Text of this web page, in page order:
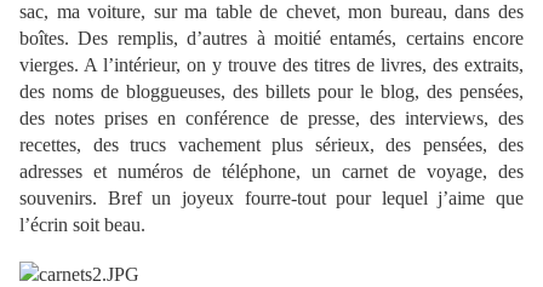
sac, ma voiture, sur ma table de chevet, mon bureau, dans des
boîtes. Des remplis, d’autres à moitié entamés, certains encore
vierges. A l’intérieur, on y trouve des titres de livres, des extraits,
des noms de bloggueuses, des billets pour le blog, des pensées,
des notes prises en conférence de presse, des interviews, des
recettes, des trucs vachement plus sérieux, des pensées, des
adresses et numéros de téléphone, un carnet de voyage, des
souvenirs. Bref un joyeux fourre-tout pour lequel j’aime que
l’écrin soit beau.